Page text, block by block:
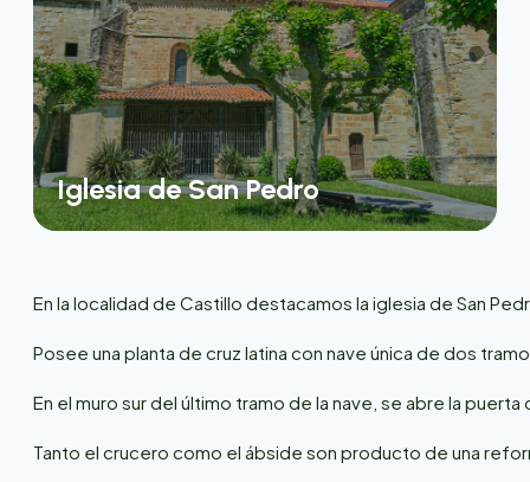
Iglesia de San Pedro
En la localidad de Castillo destacamos la iglesia de San
Posee una planta de cruz latina con nave única de dos
En el muro sur del último tramo de la nave, se abre la
Tanto el crucero como el ábside son producto de una